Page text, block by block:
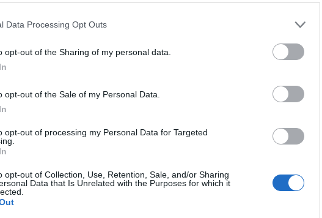
Data Processing Opt Outs
opt-out of the Sharing of my personal data.
opt-out of the Sale of my Personal Data.
opt-out of processing my Personal Data for Targeted
opt-out of Collection, Use, Retention, Sale, and/or Sharing
Data that Is Unrelated with the Purposes for which it
hirdetett azoknak, akik jövőjüket egészségesebb
LEGFRISSEBB